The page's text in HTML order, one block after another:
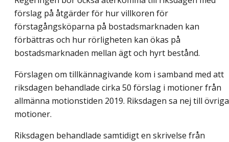
förslag på åtgärder för hur villkoren för
förstagångsköparna på bostadsmarknaden kan
förbättras och hur rörligheten kan ökas på
bostadsmarknaden mellan ägt och hyrt bestånd.
Förslagen om tillkännagivande kom i samband med att
riksdagen behandlade cirka 50 förslag i motioner från
allmänna motionstiden 2019. Riksdagen sa nej till övriga
motioner.
Riksdagen behandlade samtidigt en skrivelse från